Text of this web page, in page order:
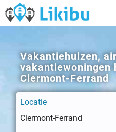
Vakantiehuizen,
vakantiewoningen
Clermont-Ferrand
Locatie